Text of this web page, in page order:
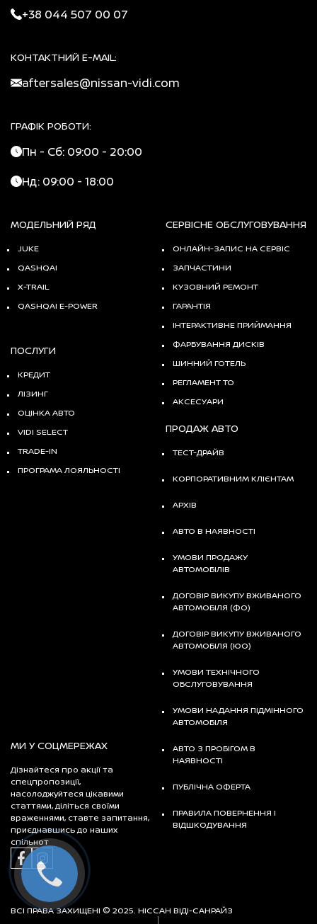
+38 044 507 00 07
КОНТАКТНИЙ E-MAIL:
aftersales@nissan-vidi.com
ГРАФІК РОБОТИ:
Пн - Сб: 09:00 - 20:00
Нд: 09:00 - 18:00
МОДЕЛЬНИЙ РЯД
JUKE
QASHQAI
X-TRAIL
QASHQAI E-POWER
СЕРВІСНЕ ОБСЛУГОВУВАННЯ
ОНЛАЙН-ЗАПИС НА СЕРВІС
ЗАПЧАСТИНИ
КУЗОВНИЙ РЕМОНТ
ГАРАНТІЯ
ІНТЕРАКТИВНЕ ПРИЙМАННЯ
ФАРБУВАННЯ ДИСКІВ
ШИННИЙ ГОТЕЛЬ
РЕГЛАМЕНТ ТО
АКСЕСУАРИ
ПОСЛУГИ
КРЕДИТ
ЛІЗИНГ
ОЦІНКА АВТО
VIDI SELECT
TRADE-IN
ПРОГРАМА ЛОЯЛЬНОСТІ
ПРОДАЖ АВТО
ТЕСТ-ДРАЙВ
КОРПОРАТИВНИМ КЛІЄНТАМ
АРХІВ
АВТО В НАЯВНОСТІ
УМОВИ ПРОДАЖУ
АВТОМОБІЛІВ
ДОГОВІР ВИКУПУ ВЖИВАНОГО
АВТОМОБІЛЯ (ФО)
ДОГОВІР ВИКУПУ ВЖИВАНОГО
АВТОМОБІЛЯ (ЮО)
УМОВИ ТЕХНІЧНОГО
ОБСЛУГОВУВАННЯ
УМОВИ НАДАННЯ ПІДМІННОГО
АВТОМОБІЛЯ
АВТО З ПРОБІГОМ В
НАЯВНОСТІ
ПУБЛІЧНА ОФЕРТА
ПРАВИЛА ПОВЕРНЕННЯ І
ВІДШКОДУВАННЯ
МИ У СОЦМЕРЕЖАХ
Дізнайтеся про акції та
спецпропозиції,
насолоджуйтеся цікавими
статтями, діліться своїми
враженнями, ставте запитання,
приєднавшись до наших
спільнот
ВСІ ПРАВА ЗАХИЩЕНІ © 2025. НІССАН ВІДІ-САНРАЙЗ